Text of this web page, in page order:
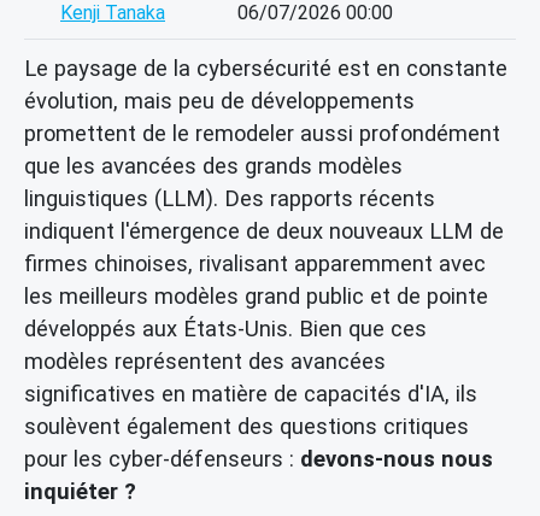
Kenji Tanaka 06/07/2026 00:00
Le paysage de la cybersécurité est en constante
évolution, mais peu de développements
promettent de le remodeler aussi profondément
que les avancées des grands modèles
linguistiques (LLM). Des rapports récents
indiquent l'émergence de deux nouveaux LLM de
firmes chinoises, rivalisant apparemment avec
les meilleurs modèles grand public et de pointe
développés aux États-Unis. Bien que ces
modèles représentent des avancées
significatives en matière de capacités d'IA, ils
soulèvent également des questions critiques
pour les cyber-défenseurs : devons-nous nous
inquiéter ?